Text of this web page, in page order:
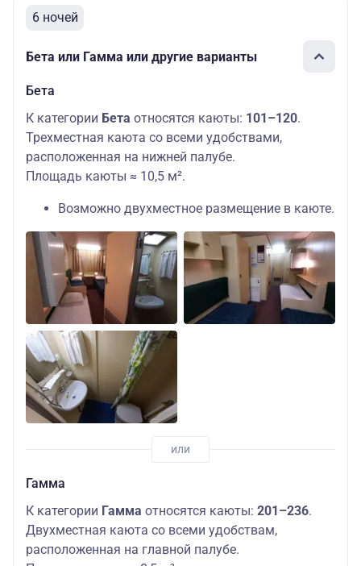
6 ночей
Бета или Гамма или другие варианты
Бета
К категории Бета относятся каюты: 101–120.
Трехместная каюта со всеми удобствами,
расположенная на нижней палубе.
Площадь каюты ≈ 10,5 м².
Возможно двухместное размещение в каюте.
Гамма
К категории Гамма относятся каюты: 201–236.
Двухместная каюта со всеми удобствам,
расположенная на главной палубе.